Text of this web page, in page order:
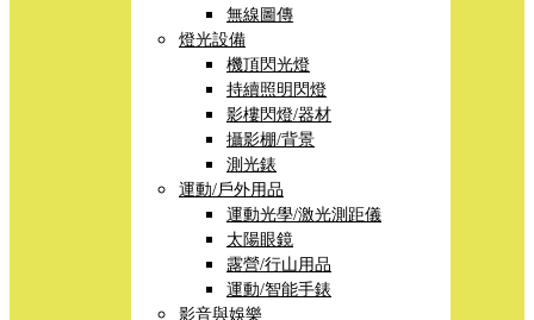
無線圖傳
燈光設備
機頂閃光燈
持續照明閃燈
影樓閃燈/器材
攝影棚/背景
測光錶
運動/戶外用品
運動光學/激光測距儀
太陽眼鏡
露營/行山用品
運動/智能手錶
影音與娛樂